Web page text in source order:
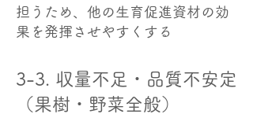
担うため、他の生育促進資材の効
果を発揮させやすくする
3-3. 収量不足・品質不安定
（果樹・野菜全般）